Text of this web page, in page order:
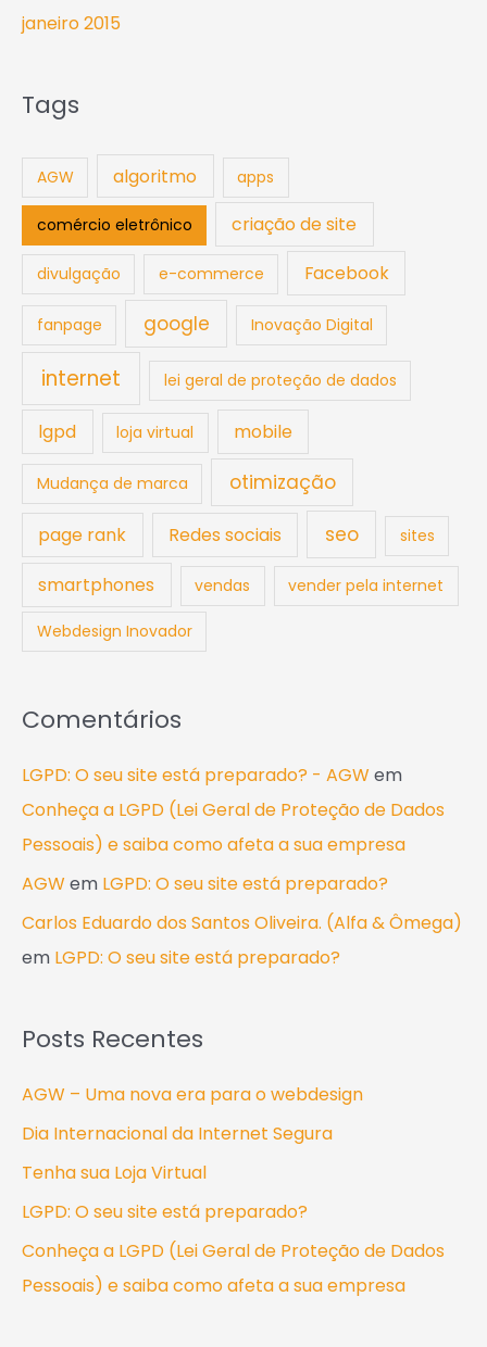
janeiro 2015
Tags
AGW algoritmo apps
comércio eletrônico criação de site
divulgação e-commerce Facebook
fanpage google Inovação Digital
internet lei geral de proteção de dados
lgpd loja virtual mobile
Mudança de marca otimização
page rank Redes sociais seo sites
smartphones vendas vender pela internet
Webdesign Inovador
Comentários
LGPD: O seu site está preparado? - AGW em
Conheça a LGPD (Lei Geral de Proteção de Dados
Pessoais) e saiba como afeta a sua empresa
AGW em LGPD: O seu site está preparado?
Carlos Eduardo dos Santos Oliveira. (Alfa & Ômega)
em LGPD: O seu site está preparado?
Posts Recentes
AGW – Uma nova era para o webdesign
Dia Internacional da Internet Segura
Tenha sua Loja Virtual
LGPD: O seu site está preparado?
Conheça a LGPD (Lei Geral de Proteção de Dados
Pessoais) e saiba como afeta a sua empresa